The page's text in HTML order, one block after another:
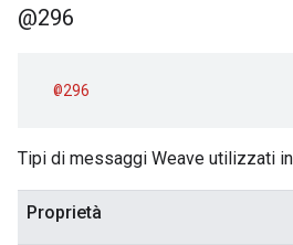
@296
@296
Tipi di messaggi Weave utilizzati
Proprietà